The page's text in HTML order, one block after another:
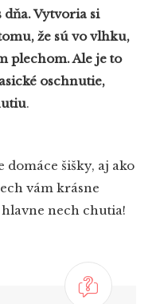
dňa. Vytvoria si
že sú vo vlhku,
plechom. Ale je to
oschnutie,
.
domáce šišky, aj ako
vám krásne
nech chutia!